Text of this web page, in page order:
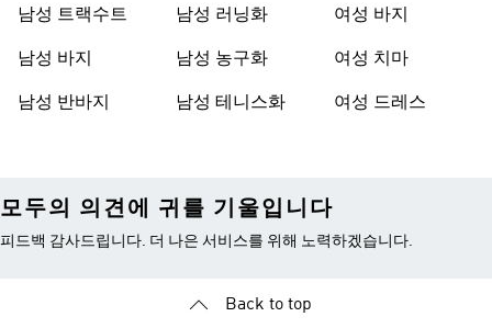
남성 트랙수트
남성 바지
남성 반바지
남성 러닝화
남성 농구화
남성 테니스화
여성 바지
여성 치마
여성 드레스
모두의 의견에 귀를 기울입니다
피드백 감사드립니다. 더 나은 서비스를 위해 노력하겠습니다.
Back to top